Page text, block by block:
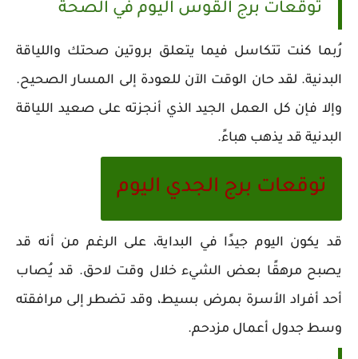
توقعات برج القوس اليوم في الصحة
رُبما كنت تتكاسل فيما يتعلق بروتين صحتك واللياقة
البدنية. لقد حان الوقت الآن للعودة إلى المسار الصحيح.
وإلا فإن كل العمل الجيد الذي أنجزته على صعيد اللياقة
البدنية قد يذهب هباءً.
توقعات برج الجدي اليوم
قد يكون اليوم جيدًا في البداية، على الرغم من أنه قد
يصبح مرهقًا بعض الشيء خلال وقت لاحق. قد يُصاب
أحد أفراد الأسرة بمرض بسيط، وقد تضطر إلى مرافقته
وسط جدول أعمال مزدحم.